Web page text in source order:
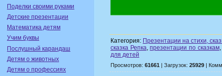
Поделки своими руками
Детские презентации
Математика детям
Учим буквы
Послушный карандаш
Детям о животных
Детям о профессиях
Категория: Презентации на стихи,
сказка Репка,презентации по сказкам
для детей
Просмотров: 61661 | Загрузок: 25929 |